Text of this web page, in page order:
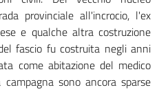
provinciale all'incrocio, l'ex
e qualche altra costruzione
fascio fu costruita negli anni
come abitazione del medico
sono ancora sparse